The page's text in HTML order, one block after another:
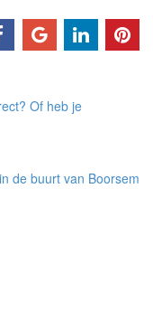
Of heb je
de buurt van Boorsem